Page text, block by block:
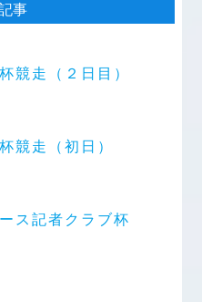
事
競走（２日目）
競走（初日）
ス記者クラブ杯